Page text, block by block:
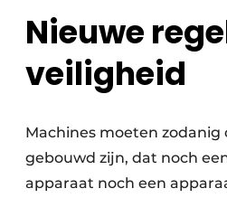
Nieuwe
veiligheid
Machines moeten
gebouwd zijn, dat noch
apparaat noch een